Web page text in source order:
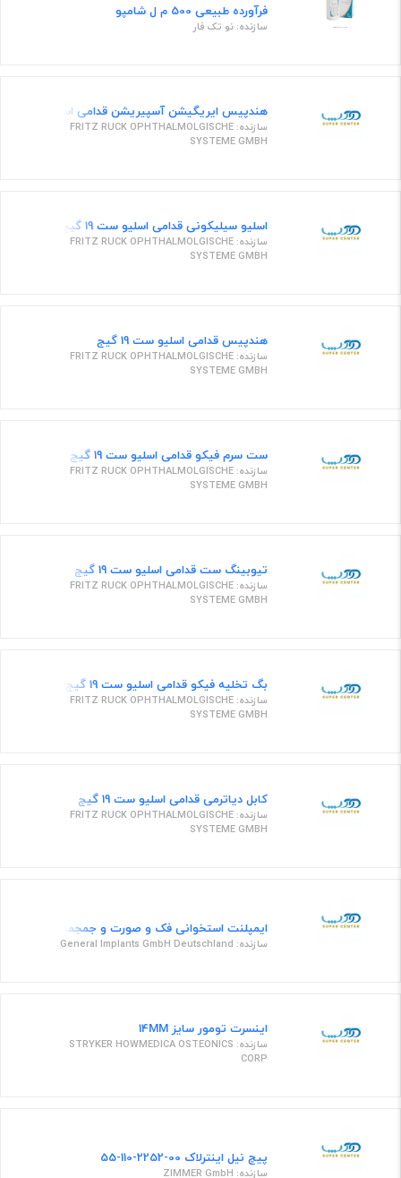
فرآورده طبیعی 500 م ل شامپو
سازنده: نو تک فار
هندپیس ایریگیشن آسپیریشن قدامی اسلیو ست 19 گیج
سازنده: FRITZ RUCK OPHTHALMOLGISCHE
SYSTEME GMBH
اسلیو سیلیکونی قدامی اسلیو ست 19 گیج
سازنده: FRITZ RUCK OPHTHALMOLGISCHE
SYSTEME GMBH
هندپیس قدامی اسلیو ست 19 گیج
سازنده: FRITZ RUCK OPHTHALMOLGISCHE
SYSTEME GMBH
ست سرم فیکو قدامی اسلیو ست 19 گیج
سازنده: FRITZ RUCK OPHTHALMOLGISCHE
SYSTEME GMBH
تیوبینگ ست قدامی اسلیو ست 19 گیج
سازنده: FRITZ RUCK OPHTHALMOLGISCHE
SYSTEME GMBH
بگ تخلیه فیکو قدامی اسلیو ست 19 گیج
سازنده: FRITZ RUCK OPHTHALMOLGISCHE
SYSTEME GMBH
کابل دیاترمی قدامی اسلیو ست 19 گیج
سازنده: FRITZ RUCK OPHTHALMOLGISCHE
SYSTEME GMBH
ایمپلنت استخوانی فک و صورت و جمجمه پلاک مستقیم بدون
سازنده: General Implants GmbH Deutschland
اینسرت تومور سایز 14MM
سازنده: STRYKER HOWMEDICA OSTEONICS
CORP
پیچ نیل اینترلاک 00-2252-110-55
سازنده: ZIMMER GmbH